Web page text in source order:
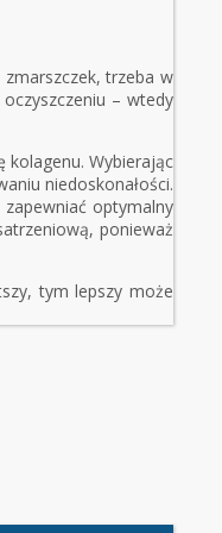
trzeba w
– wtedy
kolagenu. Wybierając
niedoskonałości.
optymalny
ponieważ
tym lepszy może